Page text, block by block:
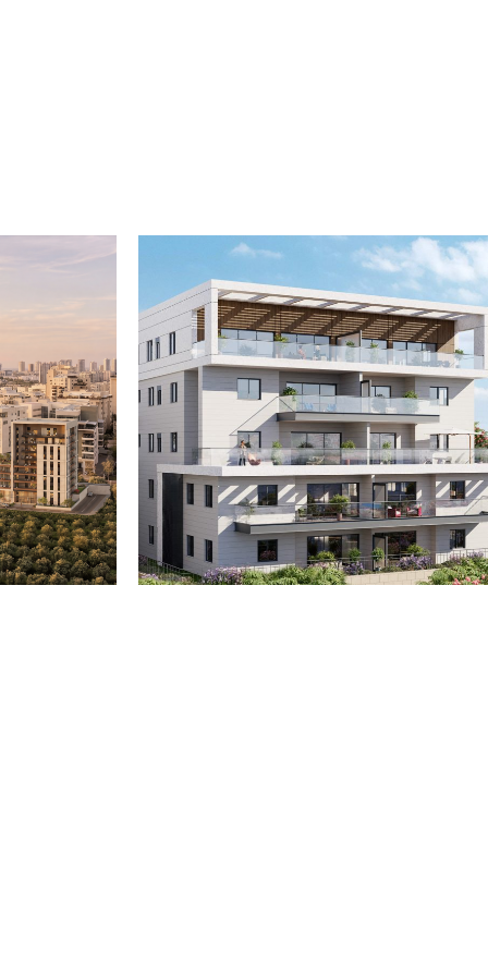
גבעת גבעת הכלניות קרית אתא